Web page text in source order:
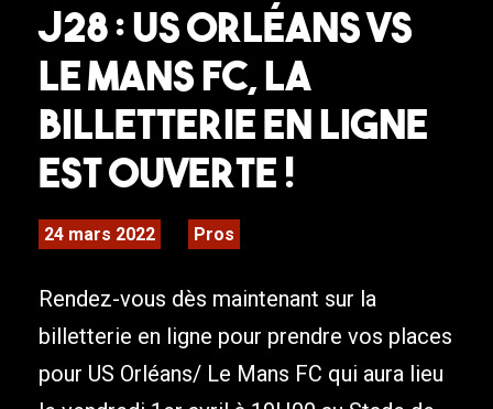
J28 : US Orléans VS
Le Mans FC, la
billetterie en ligne
est ouverte !
24 mars 2022 Pros
Rendez-vous dès maintenant sur la
billetterie en ligne pour prendre vos places
pour US Orléans/ Le Mans FC qui aura lieu